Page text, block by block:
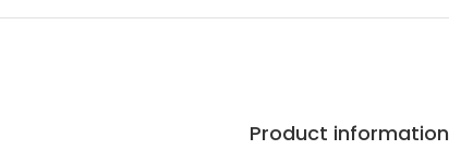
Product information